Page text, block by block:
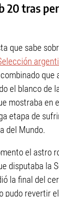
20 tras
que sabe
el blanco de
mostraba en
etapa de
del Mundo.
el astro
disputaba la
la final del
pudo revertir